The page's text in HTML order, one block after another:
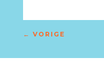
← VORIGE